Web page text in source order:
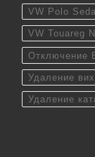
VW Polo
VW Touareg
Отключение
Удаление
Удаление